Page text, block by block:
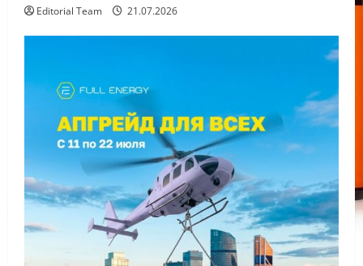
Editorial Team 21.07.2026